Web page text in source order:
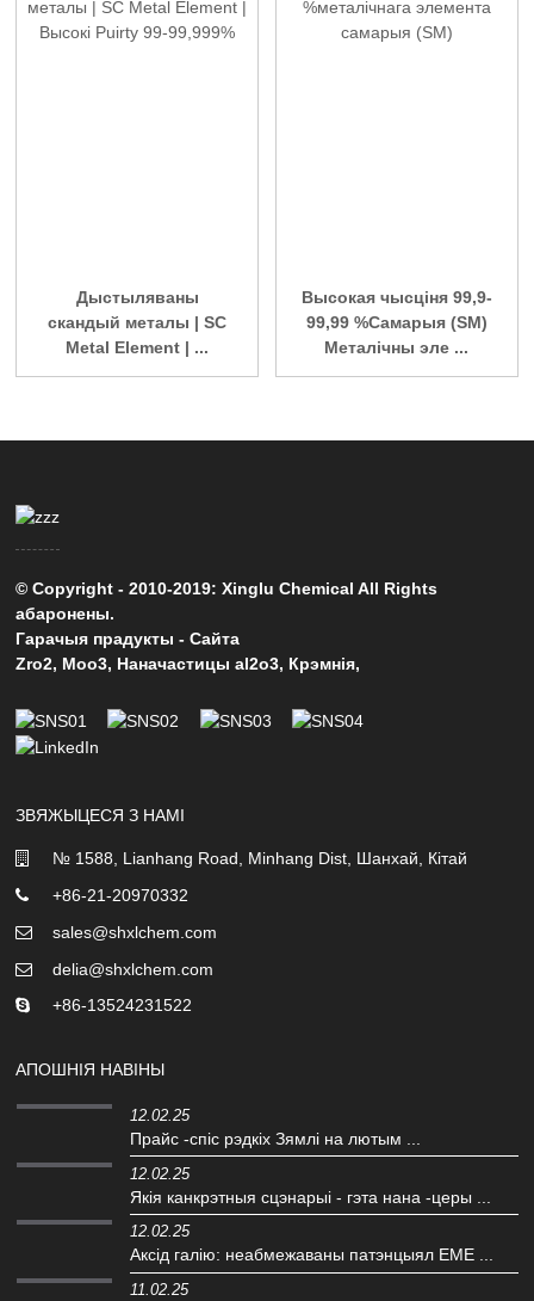
Дыстыляваны
скандый металы | SC
Metal Element | ...
Высокая чысціня 99,9-
99,99 %Самарыя (SM)
Металічны эле ...
© Copyright - 2010-2019: Xinglu Chemical All Rights
абаронены.
Гарачыя прадукты -Сайта
Zro2, Moo3, Наначастицы al2o3, Крэмнія,
ЗВЯЖЫЦЕСЯ З НАМІ
№ 1588, Lianhang Road, Minhang Dist, Шанхай, Кітай
+86-21-20970332
sales@shxlchem.com
delia@shxlchem.com
+86-13524231522
АПОШНІЯ НАВІНЫ
12.02.25
Прайс -спіс рэдкіх Зямлі на лютым ...
12.02.25
Якія канкрэтныя сцэнарыі - гэта нана -церы ...
12.02.25
Аксід галію: неабмежаваны патэнцыял EME ...
11.02.25